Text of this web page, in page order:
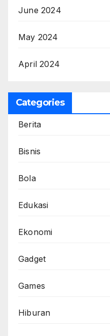
June 2024
May 2024
April 2024
Categories
Berita
Bisnis
Bola
Edukasi
Ekonomi
Gadget
Games
Hiburan